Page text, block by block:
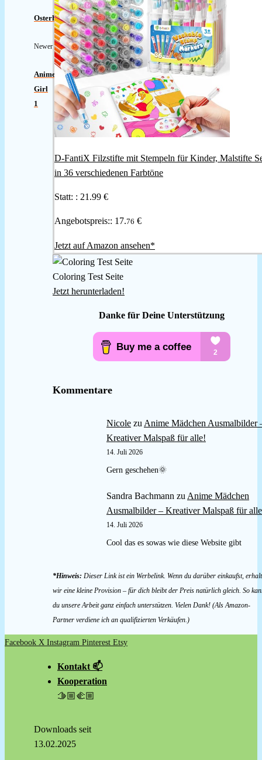
Osterhasi
Newer
Anime
Girl
1
D-FantiX Filzstifte mit Stempeln für Kinder, Malstifte
in 36 verschiedenen Farbtöne
Statt: : 21.99 €
Angebotspreis:: 17.76 €
Jetzt auf Amazon ansehen*
Coloring Test Seite
Jetzt herunterladen!
Danke für Deine Unterstützung
Kommentare
Nicole zu Anime Mädchen Ausmalbilder
Kreativer Malspaß für alle!
14. Juli 2026
Gern geschehen🌞
Sandra Bachmann zu Anime Mädchen
Ausmalbilder – Kreativer Malspaß für
14. Juli 2026
Cool das es sowas wie diese Website gibt
*Hinweis: Dieser Link ist ein Werbelink. Wenn du darüber einkaufst,
wir eine kleine Provision – für dich bleibt der Preis natürlich gleich. So
du unsere Arbeit ganz einfach unterstützen. Vielen Dank! (Als Amazon-
Partner verdiene ich an qualifizierten Verkäufen.)
Facebook X Instagram Pinterest Etsy
Kontakt 📫
Kooperation
🫱🏼‍🫲🏼
Downloads seit
13.02.2025